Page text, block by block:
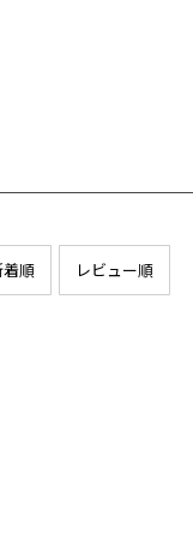
順 レビュー順